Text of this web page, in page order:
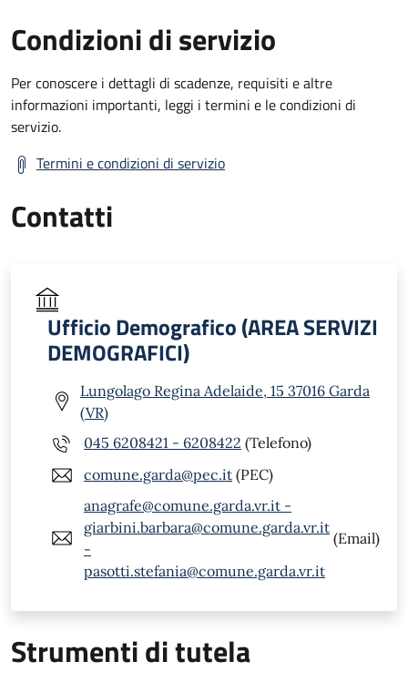
Condizioni di servizio
Per conoscere i dettagli di scadenze, requisiti e altre
informazioni importanti, leggi i termini e le condizioni di
servizio.
Termini e condizioni di servizio
Contatti
Ufficio Demografico (AREA SERVIZI
DEMOGRAFICI)
Lungolago Regina Adelaide, 15 37016 Garda
(VR)
045 6208421 - 6208422 (Telefono)
comune.garda@pec.it (PEC)
anagrafe@comune.garda.vr.it -
giarbini.barbara@comune.garda.vr.it
-
pasotti.stefania@comune.garda.vr.it
(Email)
Strumenti di tutela